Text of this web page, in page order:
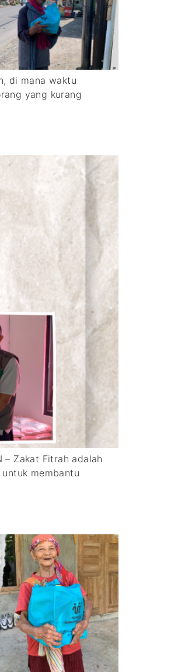
di mana waktu
yang kurang
– Zakat Fitrah adalah
membantu